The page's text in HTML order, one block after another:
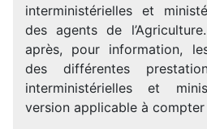
interministérielles et
des agents de
après, pour information,
des différentes
interministérielles et
version applicable à compter